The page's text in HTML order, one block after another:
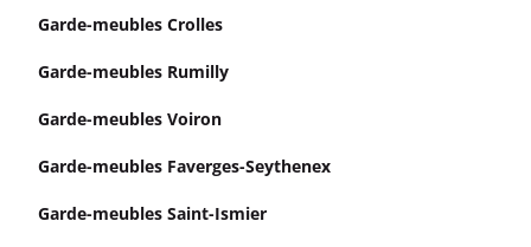
Garde-meubles Crolles
Garde-meubles Rumilly
Garde-meubles Voiron
Garde-meubles Faverges-Seythenex
Garde-meubles Saint-Ismier